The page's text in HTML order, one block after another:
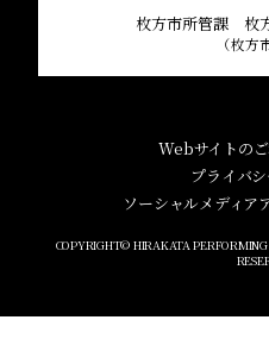
枚方市所管課 枚
（枚方
Webサイトの
プライバ
ソーシャルメディア
COPYRIGHT© HIRAKATA